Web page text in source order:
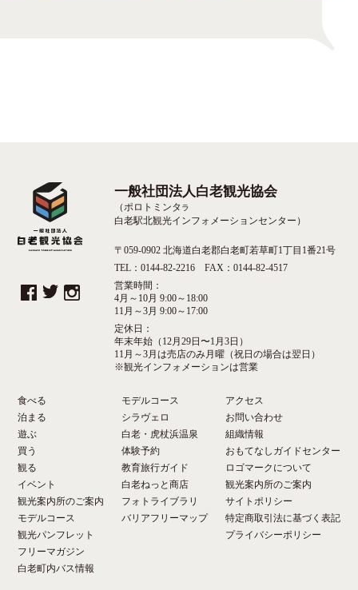
一般社団法人白老観光協会
（ポロトミンタ ラ
白老駅北観光インフォメーションセンター）
〒059-0902 北海道白老郡白老町若草町1丁目1番21号
TEL：0144-82-2216 FAX：0144-82-4517
営業時間：
4月～10月 9:00～18:00
11月～3月 9:00～17:00
定休日：
年末年始（12月29日〜1月3日）
11月～3月は売店のみ月曜（祝日の場合は翌日）
※観光インフォメーションは営業
食べる
泊まる
遊ぶ
買う
観る
イベント
観光案内所のご案内
モデルコース
観光パンフレット
フリーマガジン
白老町内バス情報
モデルコース
シラヴェロ
白老・虎杖浜温泉
体験予約
教育旅行ガイド
白老ねっと商店
フォトライブラリ
バリアフリーマップ
アクセス
お問い合わせ
組織情報
おもてなしガイドセンター
ロゴマークについて
観光案内所のご案内
サイトポリシー
特定商取引法に基づく表記
プライバシーポリシー